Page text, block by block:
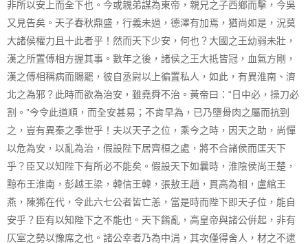
非所以安上而全下也。今或親弟謀為東帝，親兄之子西鄉而擊，今吳
又見告矣。天子春秋鼎盛，行義未過，德澤有加焉，猶尚如是，況莫
大諸侯權力且十此者乎！然而天下少安，何也？大國之王幼弱未壯，
漢之所置傅相方握其事。數年之後，諸侯之王大抵皆冠，血氣方剛，
漢之傅相稱病而賜罷，彼自丞尉以上徧置私人，如此，有異淮南、濟
北之為邪？此時而欲為治安，雖堯舜不治。黃帝曰：“日中必 ，操刀必
割。”今令此道順，而全安甚易；不肯早為，已乃墮骨肉之屬而抗剄
之，豈有異秦之季世乎！夫以天子之位，乘今之時，因天之助，尚憚
以危為安，以亂為治，假設陛下居齊桓之處，將不合諸侯而匡天下
乎？臣又以知陛下有所必不能矣。假設天下如曩時，淮陰侯尚王楚，
黥布王淮南，彭越王梁，韓信王韓，張敖王趙，貫高為相，盧綰王
燕，陳狶在代，令此六七公者皆亡恙，當是時而陛下即天子位，能自
安乎？臣有以知陛下之不能也。天下餚亂，高皇帝與諸公倂起，非有
仄室之勢以豫席之也。諸公幸者乃為中涓，其次僅得舍人，材之不逮